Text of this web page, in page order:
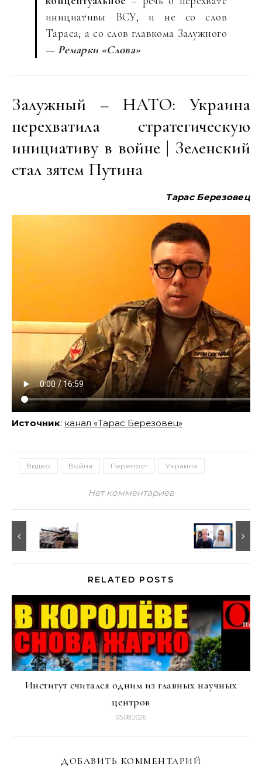
инициативы ВСУ, и не со слов
Тараса, а со слов главкома Залужного
— Ремарки «Слова»
Залужный – НАТО: Украина
перехватила стратегическую
инициативу в войне | Зеленский
стал зятем Путина
Тарас Березовец
Источник: канал «Тарас Березовец»
Видео Война Перепост Украина
Нет комментариев
RELATED POSTS
Институт считался одним из главных научных
центров
05.08.2026
ДОБАВИТЬ КОММЕНТАРИЙ